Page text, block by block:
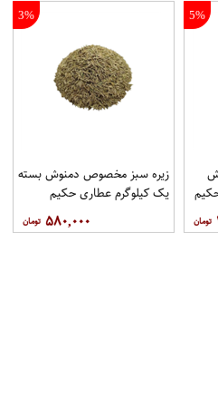
5%
3%
زیره سبز مخصوص دمنوش بسته
یک کیلوگرم عطاری حکیم
۵۸۰,۰۰۰